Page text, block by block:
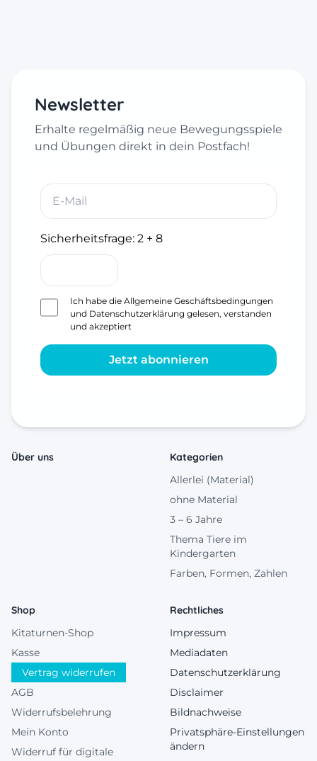
Newsletter
Erhalte regelmäßig neue Bewegungsspiele
und Übungen direkt in dein Postfach!
Sicherheitsfrage: 2 + 8
Ich habe die Allgemeine Geschäftsbedingungen
und Datenschutzerklärung gelesen, verstanden
und akzeptiert
Jetzt abonnieren
Über uns
Kategorien
Allerlei (Material)
ohne Material
3 – 6 Jahre
Thema Tiere im
Kindergarten
Farben, Formen, Zahlen
Shop
Kitaturnen-Shop
Kasse
Vertrag widerrufen
AGB
Widerrufsbelehrung
Mein Konto
Widerruf für digitale
Rechtliches
Impressum
Mediadaten
Datenschutzerklärung
Disclaimer
Bildnachweise
Privatsphäre-Einstellungen
ändern